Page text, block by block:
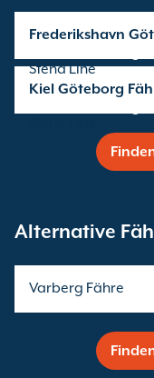
Frederikshavn
Stena Line
Kiel Göteborg
Alternative
Varberg Fähre